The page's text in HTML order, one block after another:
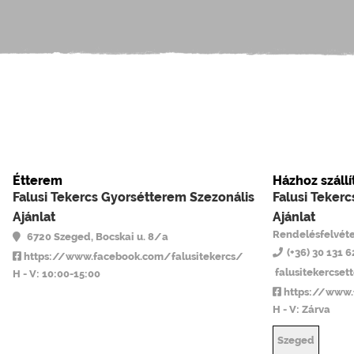
Étterem
Falusi Tekercs Gyorsétterem Szezonális
Ajánlat
6720 Szeged, Bocskai u. 8/a
https://www.facebook.com/falusitekercs/
H - V: 10:00-15:00
Házhoz
Falusi
Ajánlat
(+36) 30 131
https://
H - V: Zárva
Szeged